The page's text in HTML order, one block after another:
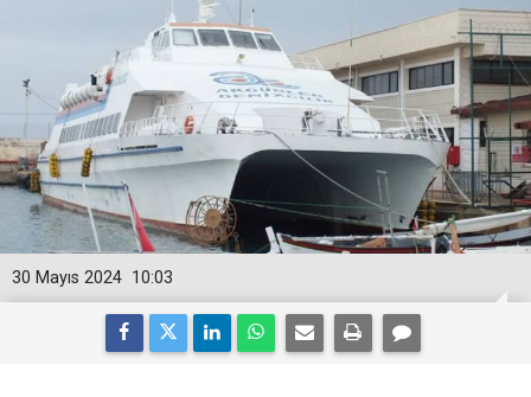
10:03
30 Mayıs 2024